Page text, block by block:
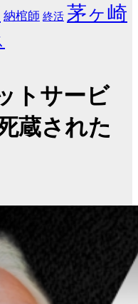
納棺師 終活 茅ヶ崎
トサービ
蔵された